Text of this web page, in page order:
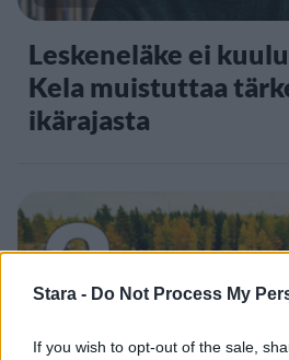
Stara - Do Not Process My
If you wish to opt-out of the sale,
Leskeneläke ei
Kela muistuttaa
ikärajasta
2